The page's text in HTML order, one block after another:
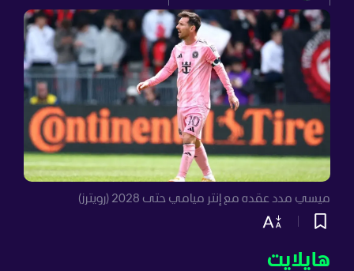
ميسي مدد عقده مع إنتر ميامي حتى 2028 (رويترز)
هايلايت